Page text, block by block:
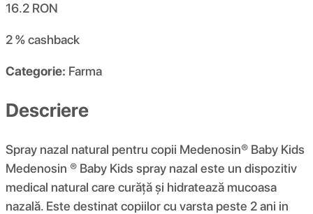
16.2 RON
2 %cashback
Categorie: Farma
Descriere
Spray nazal natural pentru copii Medenosin® Baby Kids
Medenosin ® Baby Kids spray nazal este un dispozitiv
medical natural care curăță și hidratează mucoasa
nazală. Este destinat copiilor cu varsta peste 2 ani in